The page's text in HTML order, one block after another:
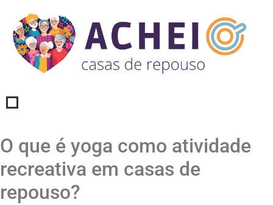
O que é yoga como atividade
recreativa em casas de
repouso?